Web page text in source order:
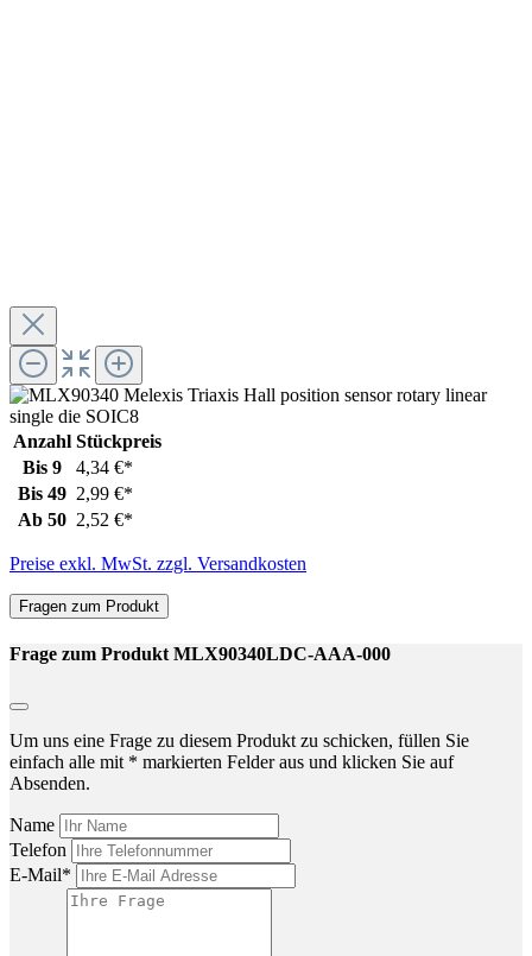
Anzahl Stückpreis
Bis 9
4,34 €*
Bis 49 2,99 €*
Ab 50 2,52 €*
Preise exkl. MwSt. zzgl. Versandkosten
Fragen zum Produkt
Frage zum Produkt MLX90340LDC-AAA-000
Um uns eine Frage zu diesem Produkt zu schicken, füllen Sie
einfach alle mit * markierten Felder aus und klicken Sie auf
Absenden.
Name
Telefon
E-Mail*